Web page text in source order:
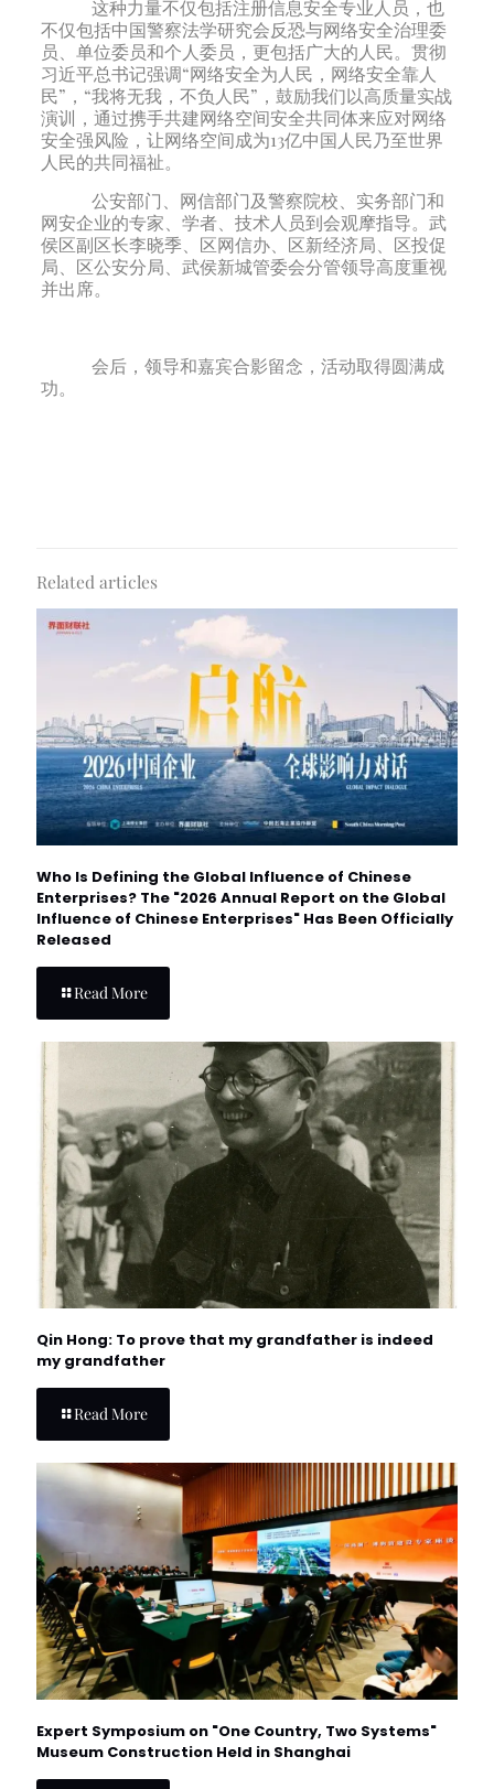
这种力量不仅包括注册信息安全专业人员，也
不仅包括中国警察法学研究会反恐与网络安全治理委
员、单位委员和个人委员，更包括广大的人民。贯彻
习近平总书记强调“网络安全为人民，网络安全靠人
民”，“我将无我，不负人民”，鼓励我们以高质量实战
演训，通过携手共建网络空间安全共同体来应对网络
安全强风险，让网络空间成为13亿中国人民乃至世界
人民的共同福祉。
公安部门、网信部门及警察院校、实务部门和
网安企业的专家、学者、技术人员到会观摩指导。武
侯区副区长李晓季、区网信办、区新经济局、区投促
局、区公安分局、武侯新城管委会分管领导高度重视
并出席。
会后，领导和嘉宾合影留念，活动取得圆满成
功。
Related articles
Who Is Defining the Global Influence of Chinese
Enterprises? The "2026 Annual Report on the Global
Influence of Chinese Enterprises" Has Been Officially
Released
Read More
Qin Hong: To prove that my grandfather is indeed
my grandfather
Read More
Expert Symposium on "One Country, Two Systems"
Museum Construction Held in Shanghai